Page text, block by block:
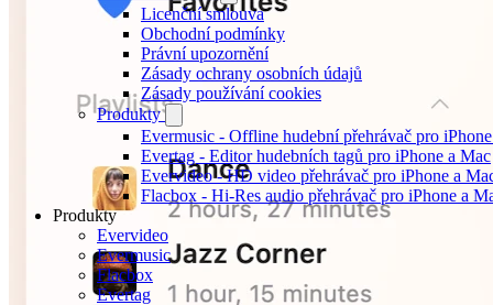
Licenční smlouva
Obchodní podmínky
Právní upozornění
Zásady ochrany osobních údajů
Zásady používání cookies
Produkty
Evermusic - Offline hudební přehrávač pro
Evertag - Editor hudebních tagů pro iPhone a Mac
Evervideo - HD video přehrávač pro iPhone a
Flacbox - Hi-Res audio přehrávač pro iPhone a
Produkty
Evervideo
Evermusic
Flacbox
Evertag